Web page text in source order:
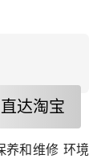
直达淘宝
养和维修 环境